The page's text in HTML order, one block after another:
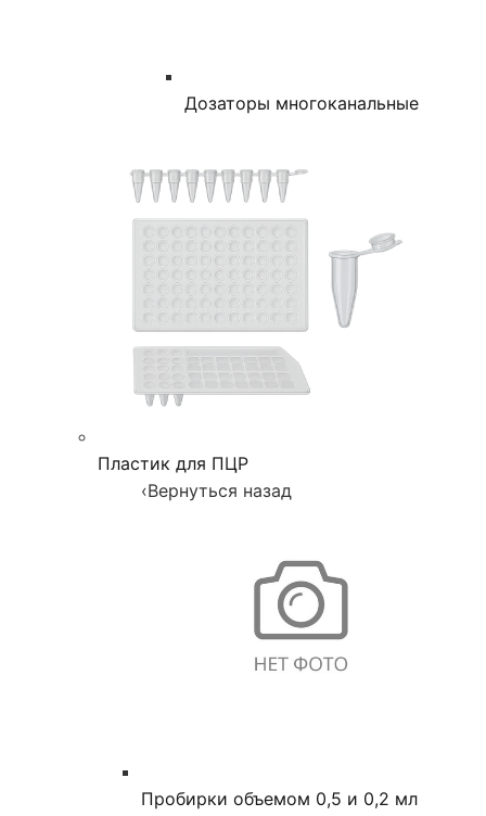
Дозаторы многоканальные
Пластик для ПЦР
‹Вернуться назад
Пробирки объемом 0,5 и 0,2 мл